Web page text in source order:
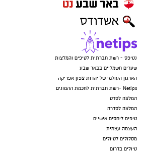
נטיפס - רשת חברתית לטיפים והמלצות
שערים חשמליים בבאר שבע
הארגון העולמי של יהדות צפון אפריקה
Netips -רשת חברתית לחכמת ההמונים
המלצה לסרט
המלצה לסדרה
טיפים ליחסים אישיים
העצמה עצמית
מסלולים לטיולים
טיולים בדרום